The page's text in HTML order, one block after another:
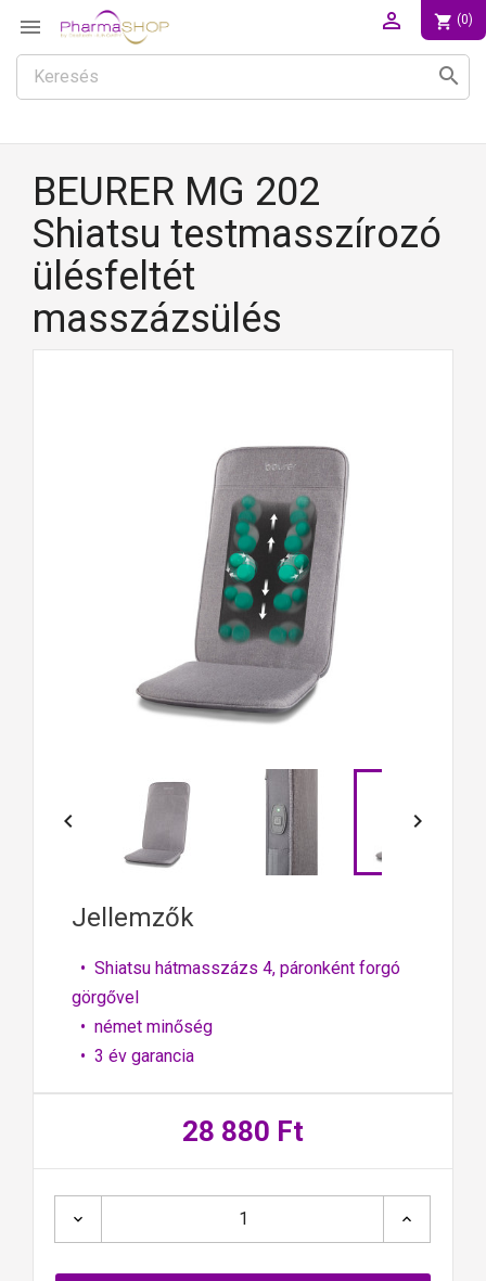
 shopping_cart (0)

search
BEURER MG 202
Shiatsu testmasszírozó
ülésfeltét
masszázsülés
 
Jellemzők
• Shiatsu hátmasszázs 4, páronként forgó
görgővel
• német minőség
• 3 év garancia
28 880 Ft